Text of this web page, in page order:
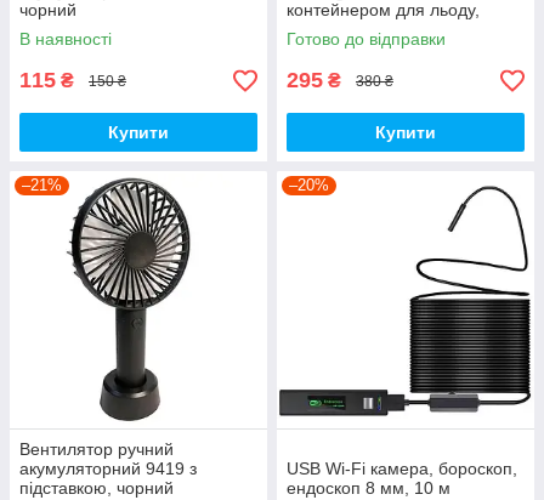
чорний
В наявності
115 ₴ 150 ₴
Купити
контейнером для льоду,
білий
Готово до відправки
295 ₴ 380 ₴
Купити
–21%
Вентилятор ручний
акумуляторний 9419 з
підставкою, чорний
–20%
USB Wi-Fi камера, бороскоп,
ендоскоп 8 мм, 10 м